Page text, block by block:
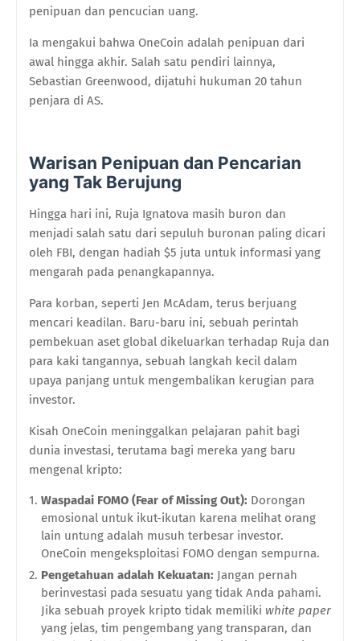
penipuan dan pencucian uang.
Ia mengakui bahwa OneCoin adalah penipuan dari
awal hingga akhir. Salah satu pendiri lainnya,
Sebastian Greenwood, dijatuhi hukuman 20 tahun
penjara di AS.
Warisan Penipuan dan Pencarian
yang Tak Berujung
Hingga hari ini, Ruja Ignatova masih buron dan
menjadi salah satu dari sepuluh buronan paling dicari
oleh FBI, dengan hadiah $5 juta untuk informasi yang
mengarah pada penangkapannya.
Para korban, seperti Jen McAdam, terus berjuang
mencari keadilan. Baru-baru ini, sebuah perintah
pembekuan aset global dikeluarkan terhadap Ruja dan
para kaki tangannya, sebuah langkah kecil dalam
upaya panjang untuk mengembalikan kerugian para
investor.
Kisah OneCoin meninggalkan pelajaran pahit bagi
dunia investasi, terutama bagi mereka yang baru
mengenal kripto:
Waspadai FOMO (Fear of Missing Out): Dorongan
emosional untuk ikut-ikutan karena melihat orang
lain untung adalah musuh terbesar investor.
OneCoin mengeksploitasi FOMO dengan sempurna.
Pengetahuan adalah Kekuatan: Jangan pernah
berinvestasi pada sesuatu yang tidak Anda pahami.
Jika sebuah proyek kripto tidak memiliki white paper
yang jelas, tim pengembang yang transparan, dan